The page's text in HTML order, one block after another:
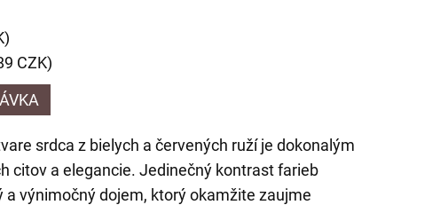
CZK)
srdca z bielych a červených ruží je dokonalým
citov a elegancie. Jedinečný kontrast farieb
a výnimočný dojem, ktorý okamžite zaujme